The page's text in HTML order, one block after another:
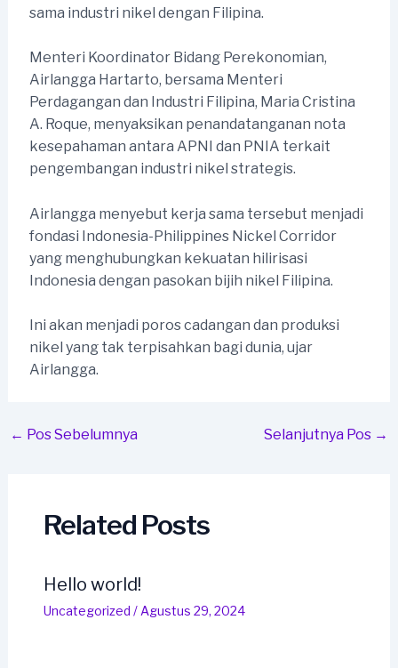
sama industri nikel dengan Filipina.
Menteri Koordinator Bidang Perekonomian,
Airlangga Hartarto, bersama Menteri
Perdagangan dan Industri Filipina, Maria Cristina
A. Roque, menyaksikan penandatanganan nota
kesepahaman antara APNI dan PNIA terkait
pengembangan industri nikel strategis.
Airlangga menyebut kerja sama tersebut menjadi
fondasi Indonesia-Philippines Nickel Corridor
yang menghubungkan kekuatan hilirisasi
Indonesia dengan pasokan bijih nikel Filipina.
Ini akan menjadi poros cadangan dan produksi
nikel yang tak terpisahkan bagi dunia, ujar
Airlangga.
Post
← Pos Sebelumnya Selanjutnya Pos →
Related Posts
Hello world!
Uncategorized / Agustus 29, 2024